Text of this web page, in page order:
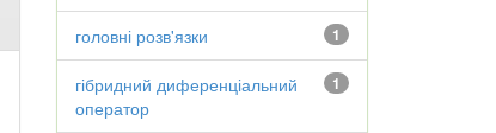
1
головні розв'язки
1
гібридний диференціальний
оператор